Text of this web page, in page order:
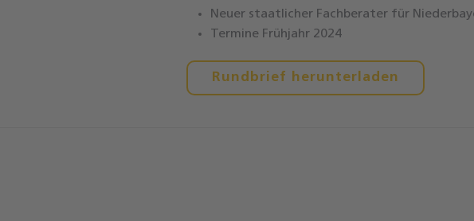
Neuer staatlicher Fachberater für
Termine Frühjahr 2024
Rundbrief herunterladen